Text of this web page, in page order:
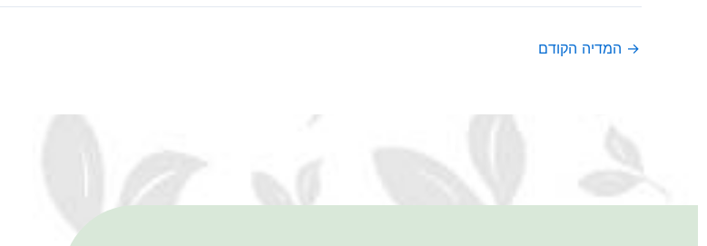
→ המדיה הקודם